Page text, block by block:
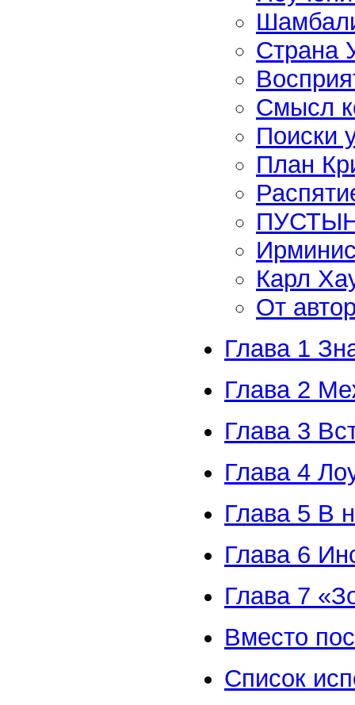
Страна
Смысл
Поиски
План
Карл
От
Глава 1
Глава 2
Глава 3
Глава 4
Глава 5 В
Глава 6
Глава 7
Вместо
Список